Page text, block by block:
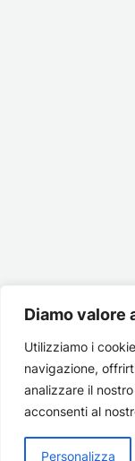
Diamo valore
Utilizziamo i
navigazione,
analizzare il
acconsenti al
Personalizza
Copyright ©
Salento - P.IVA